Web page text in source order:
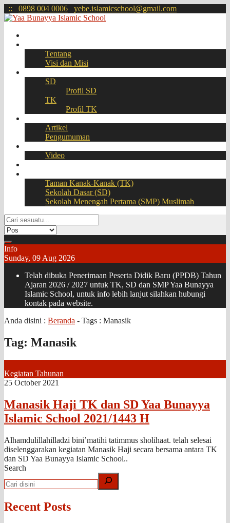
:: 0898 004 0006 yebe.islamicschool@gmail.com
Tentang
Visi dan Misi
SD
Profil SD
TK
Profil TK
Artikel
Pengumuman
Video
Taman Kanak-Kanak (TK)
Sekolah Dasar (SD)
Sekolah Menengah Pertama (SMP) Muslimah
Info
Sunday, 09 Aug 2026
Telah dibuka Penerimaan Peserta Didik Baru (PPDB) Tahun
Ajaran 2026 / 2027 untuk TK, SD dan SMP Yaa Bunayya
Islamic School, untuk info lebih lanjut silahkan hubungi
kontak pada website.
Anda disini : Beranda - Tags : Manasik
Tag: Manasik
Kegiatan Tahunan
25 October 2021
Manasik Haji TK dan SD Yaa Bunayya
Islamic School 2021/1443 H
Alhamdulillahilladzi bini’matihi tatimmus sholihaat. telah selesai
diselenggarakan kegiatan Manasik Haji secara bersama antara TK
dan SD Yaa Bunayya Islamic School..
Search
Recent Posts